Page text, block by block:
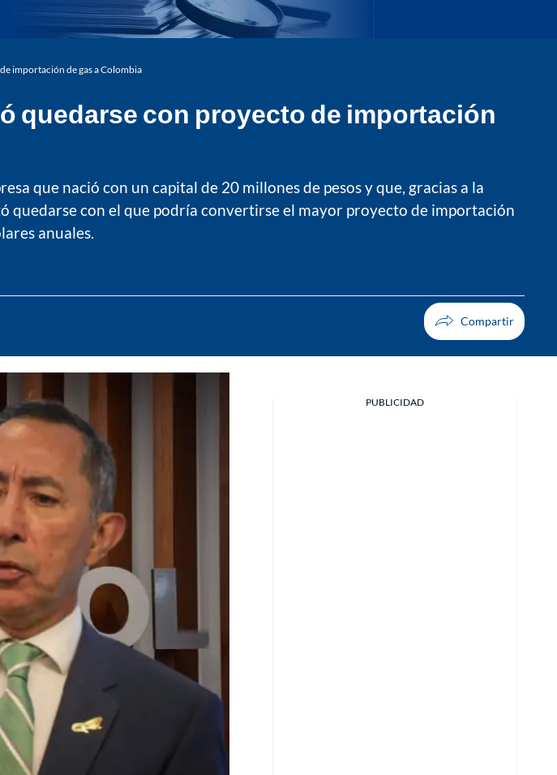
importación de gas a Colombia
quedarse con proyecto de importación
que nació con un capital de 20 millones de pesos y que, gracias a la
quedarse con el que podría convertirse el mayor proyecto de importación
anuales.
PUBLICIDAD